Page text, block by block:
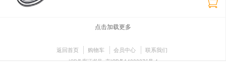
点击加载更多
返回首页 购物车 会员中心 联系我们